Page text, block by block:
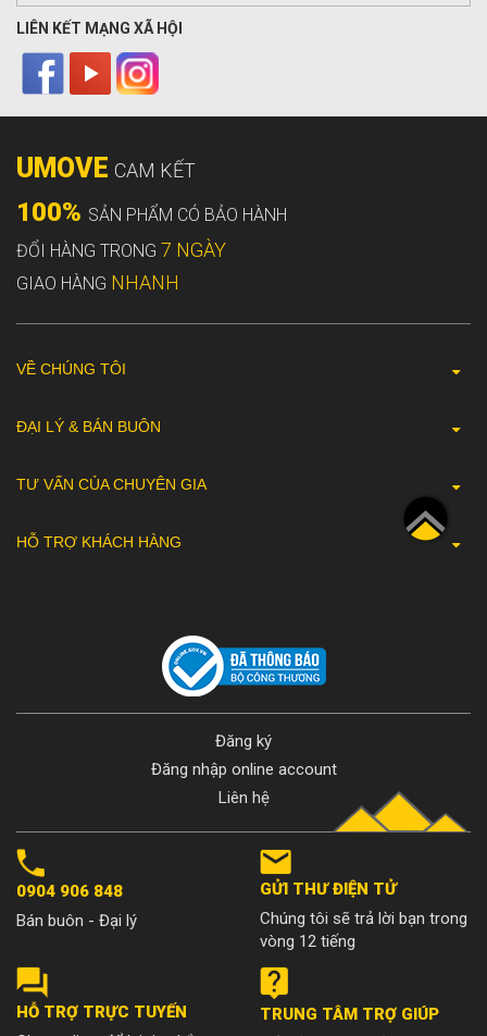
LIÊN KẾT MẠNG XÃ HỘI
UMOVE CAM KẾT
100% SẢN PHẨM CÓ BẢO HÀNH
ĐỔI HÀNG TRONG 7 NGÀY
GIAO HÀNG NHANH
VỀ CHÚNG TÔI
ĐẠI LÝ & BÁN BUÔN
TƯ VẤN CỦA CHUYÊN GIA
HỖ TRỢ KHÁCH HÀNG
Đăng ký
Đăng nhập online account
Liên hệ
0904 906 848
Bán buôn - Đại lý
GỬI THƯ ĐIỆN TỬ
Chúng tôi sẽ trả lời bạn trong
vòng 12 tiếng
HỖ TRỢ TRỰC TUYẾN
TRUNG TÂM TRỢ GIÚP